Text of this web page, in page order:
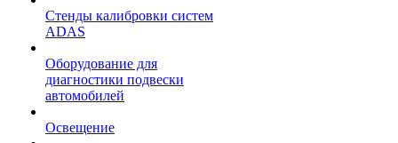
Стенды калибровки систем
ADAS
Оборудование для
диагностики подвески
автомобилей
Освещение